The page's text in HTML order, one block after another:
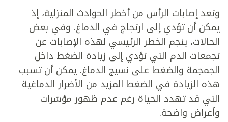
وتعد إصابات الرأس من أخطر الحوادث المنزلية، إذ
يمكن أن تؤدي إلى ارتجاج في الدماغ. وفي بعض
الحالات، ينجم الخطر الرئيسي لهذه الإصابات عن
تجمعات الدم التي تؤدي إلى زيادة الضغط داخل
الجمجمة والضغط على نسيج الدماغ. يمكن أن تسبب
هذه الزيادة في الضغط المزيد من الأضرار الدماغية
التي قد تهدد الحياة رغم عدم ظهور مؤشرات
وأعراض واضحة.